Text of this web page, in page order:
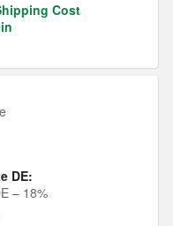
Cost
DE:
– 18%